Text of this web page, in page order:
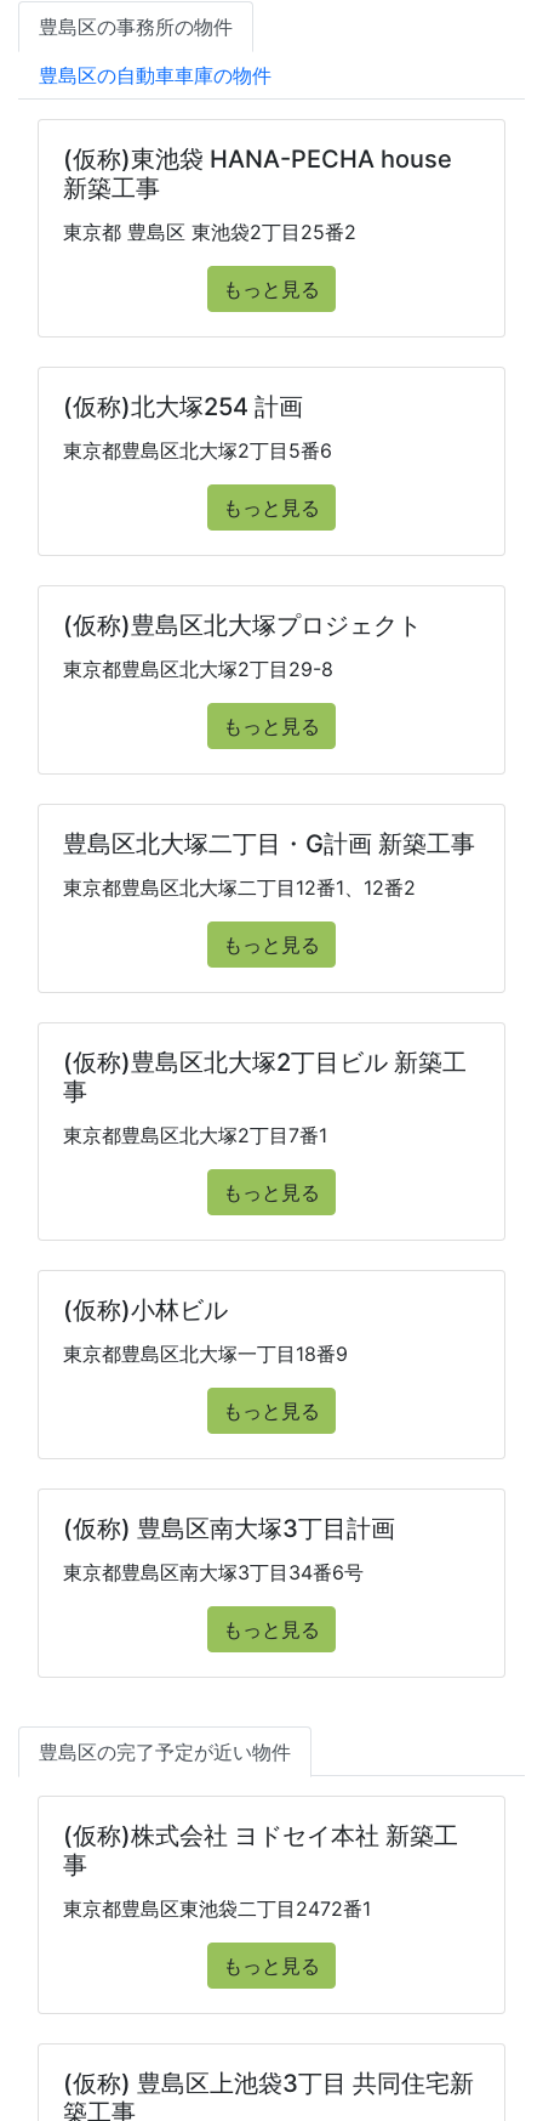
豊島区の事務所の物件
豊島区の自動車車庫の物件
(仮称)東池袋 HANA-PECHA house
新築工事
東京都 豊島区 東池袋2丁目25番2
もっと見る
(仮称)北大塚254 計画
東京都豊島区北大塚2丁目5番6
もっと見る
(仮称)豊島区北大塚プロジェクト
東京都豊島区北大塚2丁目29-8
もっと見る
豊島区北大塚二丁目・G計画 新築工事
東京都豊島区北大塚二丁目12番1、12番2
もっと見る
(仮称)豊島区北大塚2丁目ビル 新築工
事
東京都豊島区北大塚2丁目7番1
もっと見る
(仮称)小林ビル
東京都豊島区北大塚一丁目18番9
もっと見る
(仮称) 豊島区南大塚3丁目計画
東京都豊島区南大塚3丁目34番6号
もっと見る
豊島区の完了予定が近い物件
(仮称)株式会社 ヨドセイ本社 新築工
事
東京都豊島区東池袋二丁目2472番1
もっと見る
(仮称) 豊島区上池袋3丁目 共同住宅新
築工事